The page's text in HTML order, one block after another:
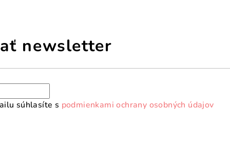
newsletter
súhlasíte s podmienkami ochrany osobných údajov